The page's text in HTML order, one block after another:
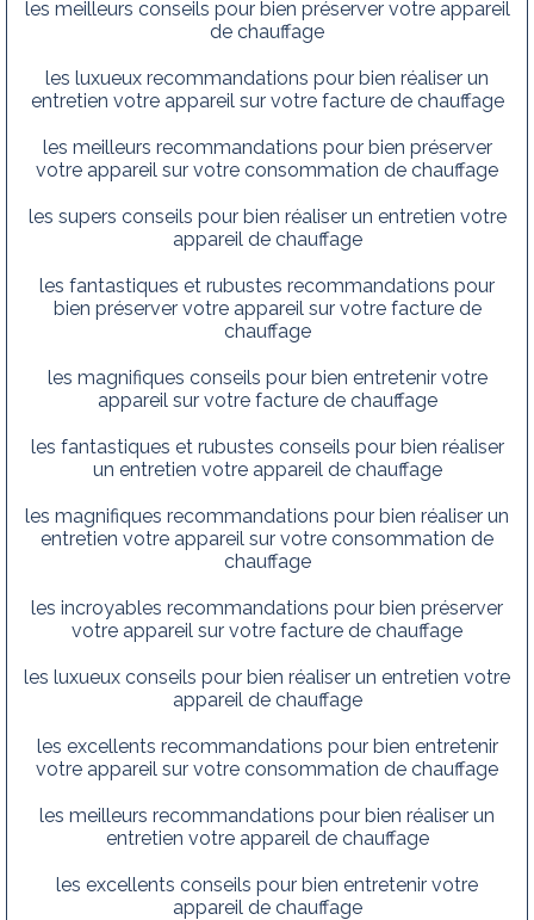
les meilleurs conseils pour bien préserver votre appareil
de chauffage
les luxueux recommandations pour bien réaliser un
entretien votre appareil sur votre facture de chauffage
les meilleurs recommandations pour bien préserver
votre appareil sur votre consommation de chauffage
les supers conseils pour bien réaliser un entretien votre
appareil de chauffage
les fantastiques et rubustes recommandations pour
bien préserver votre appareil sur votre facture de
chauffage
les magnifiques conseils pour bien entretenir votre
appareil sur votre facture de chauffage
les fantastiques et rubustes conseils pour bien réaliser
un entretien votre appareil de chauffage
les magnifiques recommandations pour bien réaliser un
entretien votre appareil sur votre consommation de
chauffage
les incroyables recommandations pour bien préserver
votre appareil sur votre facture de chauffage
les luxueux conseils pour bien réaliser un entretien votre
appareil de chauffage
les excellents recommandations pour bien entretenir
votre appareil sur votre consommation de chauffage
les meilleurs recommandations pour bien réaliser un
entretien votre appareil de chauffage
les excellents conseils pour bien entretenir votre
appareil de chauffage